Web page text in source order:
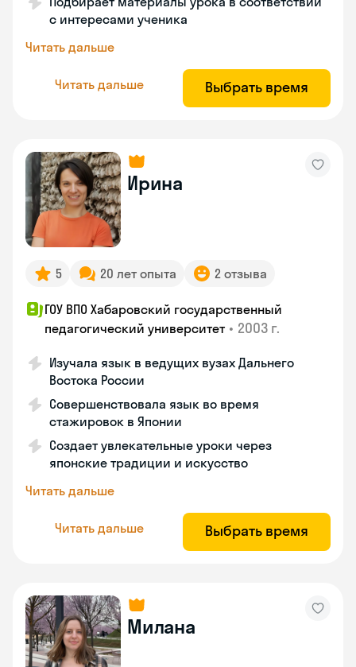
с интересами ученика
Читать дальше
Читать дальше Выбрать время
Ирина
5 20 лет опыта 2 отзыва
ГОУ ВПО Хабаровский государственный
педагогический университет • 2003 г.
Изучала язык в ведущих вузах Дальнего
Востока России
Совершенствовала язык во время
стажировок в Японии
Создает увлекательные уроки через
японские традиции и искусство
Читать дальше
Читать дальше Выбрать время
Милана